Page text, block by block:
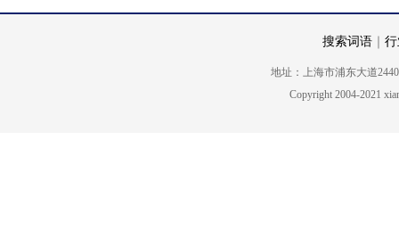
搜索词语
地址：上海市浦东大道2440
Copyright 2004-2021